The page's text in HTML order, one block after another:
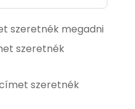
szeretnék megadni
szeretnék
szeretnék